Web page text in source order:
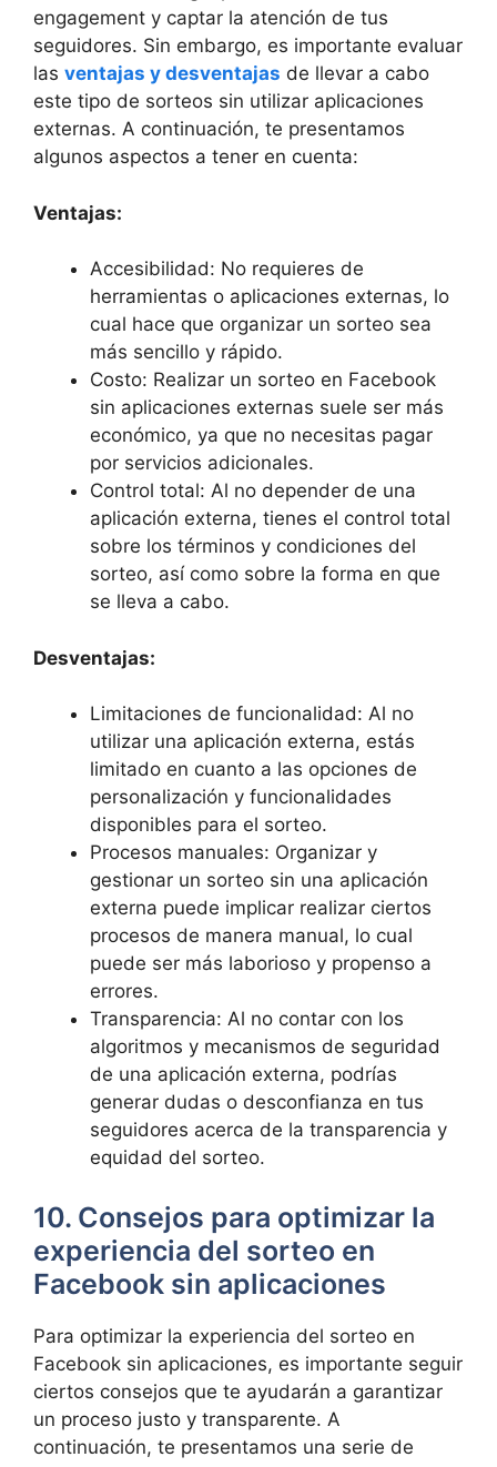
engagement y captar la atención de tus
seguidores. Sin embargo, es importante evaluar
las ventajas y desventajas de llevar a cabo
este tipo de sorteos sin utilizar aplicaciones
externas. A continuación, te presentamos
algunos aspectos a tener en cuenta:
Ventajas:
Accesibilidad: No requieres de
herramientas o aplicaciones externas, lo
cual hace que organizar un sorteo sea
más sencillo y rápido.
Costo: Realizar un sorteo en Facebook
sin aplicaciones externas suele ser más
económico, ya que no necesitas pagar
por servicios adicionales.
Control total: Al no depender de una
aplicación externa, tienes el control total
sobre los términos y condiciones del
sorteo, así como sobre la forma en que
se lleva a cabo.
Desventajas:
Limitaciones de funcionalidad: Al no
utilizar una aplicación externa, estás
limitado en cuanto a las opciones de
personalización y funcionalidades
disponibles para el sorteo.
Procesos manuales: Organizar y
gestionar un sorteo sin una aplicación
externa puede implicar realizar ciertos
procesos de manera manual, lo cual
puede ser más laborioso y propenso a
errores.
Transparencia: Al no contar con los
algoritmos y mecanismos de seguridad
de una aplicación externa, podrías
generar dudas o desconfianza en tus
seguidores acerca de la transparencia y
equidad del sorteo.
10. Consejos para optimizar la
experiencia del sorteo en
Facebook sin aplicaciones
Para optimizar la experiencia del sorteo en
Facebook sin aplicaciones, es importante seguir
ciertos consejos que te ayudarán a garantizar
un proceso justo y transparente. A
continuación, te presentamos una serie de